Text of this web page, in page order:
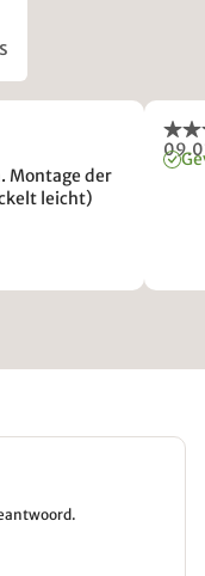
Montage der
leicht)